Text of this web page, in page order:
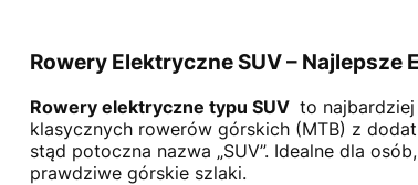
Rowery Elektryczne SUV –
Rowery elektryczne typu SUV to
klasycznych rowerów górskich (MTB) z
stąd potoczna nazwa „SUV”. Idealne dla
prawdziwe górskie szlaki.